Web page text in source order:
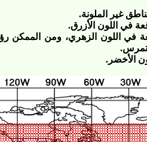
غير الملونة.
في اللون الأزرق.
اللون الزهري، ومن الممكن
الأخضر.